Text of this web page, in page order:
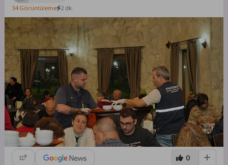
34 Görüntüleme 2 dk.
0